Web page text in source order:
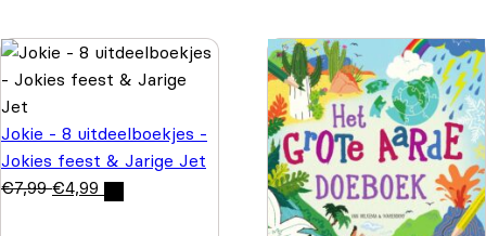
Jokie - 8 uitdeelboekjes -
Jokies feest & Jarige Jet
€7,99 €4,99